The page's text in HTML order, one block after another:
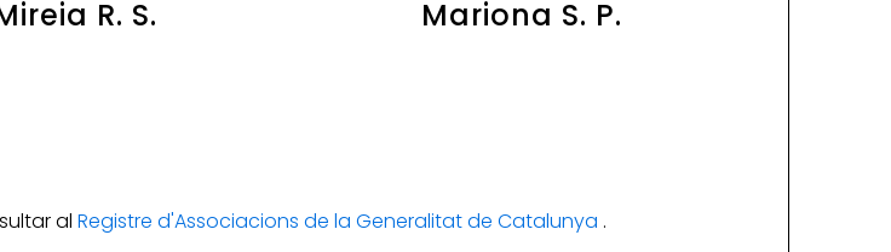
R. S. Mariona S. P.
al Registre d'Associacions de la Generalitat de Catalunya .